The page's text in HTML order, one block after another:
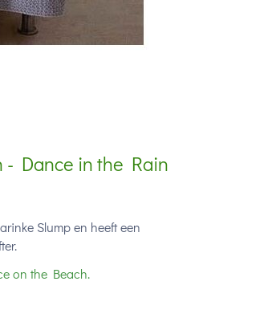
- Dance in the Rain
Slump en heeft een
on the Beach.